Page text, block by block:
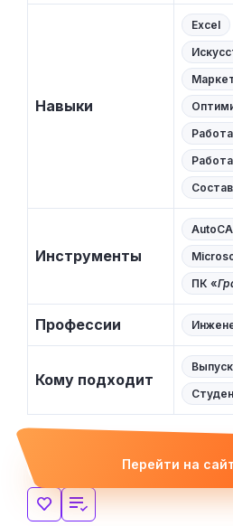
Навыки
Excel
Инструменты
ПК «
Профессии
Кому подходит
Перейти на